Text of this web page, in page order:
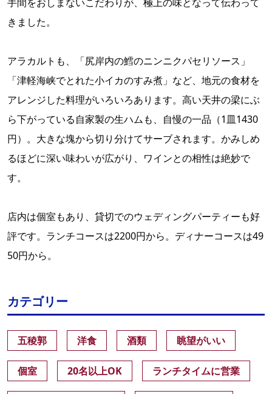
きました。
アラカルトも、「尻岸内の鱈のニンニクパセリソース」
「津軽海峡でとれた小イカのすみ煮」など、地元の食材を
アレンジした料理がいろいろあります。高い天井の梁にぶ
ら下がっている自家製の生ハムも、自慢の一品（1皿1430
円）。大きな塊から切り分けてサーブされます。かみしめ
るほどに深い味わいが広がり、ワインとの相性は絶妙で
す。
店内は個室もあり、貸切でのウェディングパーティーも好
評です。ランチコースは2200円から。ディナーコースは49
50円から。
カテゴリー
五稜郭 洋食 酒類 眺望がいい
個室 20名以上OK ランチタイムに営業